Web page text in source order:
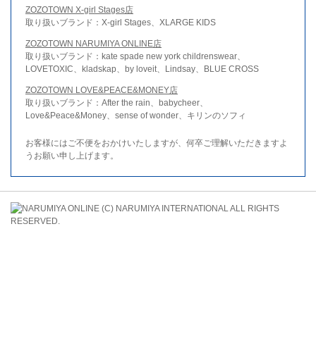
ZOZOTOWN X-girl Stages店
取り扱いブランド：X-girl Stages、XLARGE KIDS
ZOZOTOWN NARUMIYA ONLINE店
取り扱いブランド：kate spade new york childrenswear、
LOVETOXIC、kladskap、by loveit、Lindsay、BLUE CROSS
ZOZOTOWN LOVE&PEACE&MONEY店
取り扱いブランド：After the rain、babycheer、
Love&Peace&Money、sense of wonder、キリンのソフィ
お客様にはご不便をおかけいたしますが、何卒ご理解いただきますよ
うお願い申し上げます。